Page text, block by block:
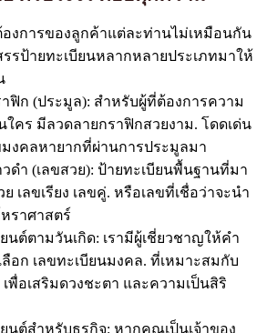
องการของลูกค้าแต่ละท่านไม่เหมือนกัน
รรป้ายทะเบียนหลากหลายประเภทมาให้
ฟิก (ประมูล): สำหรับผู้ที่ต้องการความ
ใคร มีลวดลายกราฟิกสวยงาม. โดดเด่น
มงคลหายากที่ผ่านการประมูลมา
ดำ (เลขสวย): ป้ายทะเบียนพื้นฐานที่มา
เลขเรียง เลขคู่. หรือเลขที่เชื่อว่าจะนำ
ราศาสตร์
นต์ตามวันเกิด: เรามีผู้เชี่ยวชาญให้คำ
อก เลขทะเบียนมงคล. ที่เหมาะสมกับ
พื่อเสริมดวงชะตา และความเป็นสิริ
นต์สำหรับธุรกิจ: หากคุณเป็นเจ้าของ